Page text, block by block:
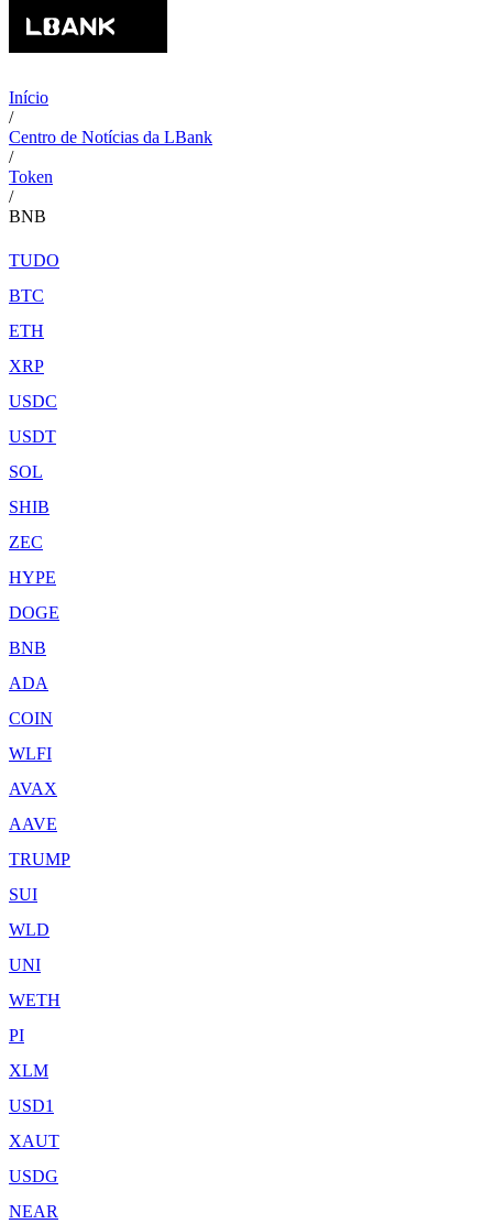
Início
/
Centro de Notícias da LBank
/
Token
/
BNB
TUDO
BTC
ETH
XRP
USDC
USDT
SOL
SHIB
ZEC
HYPE
DOGE
BNB
ADA
COIN
WLFI
AVAX
AAVE
TRUMP
SUI
WLD
UNI
WETH
PI
XLM
USD1
XAUT
USDG
NEAR